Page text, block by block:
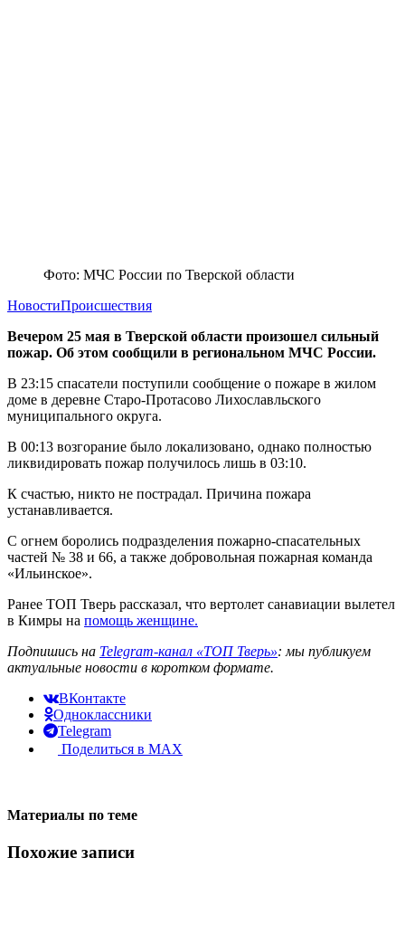
Фото: МЧС России по Тверской области
НовостиПроисшествия
Вечером 25 мая в Тверской области произошел сильный
пожар. Об этом сообщили в региональном МЧС России.
В 23:15 спасатели поступили сообщение о пожаре в жилом
доме в деревне Старо-Протасово Лихославльского
муниципального округа.
В 00:13 возгорание было локализовано, однако полностью
ликвидировать пожар получилось лишь в 03:10.
К счастью, никто не пострадал. Причина пожара
устанавливается.
С огнем боролись подразделения пожарно-спасательных
частей № 38 и 66, а также добровольная пожарная команда
«Ильинское».
Ранее ТОП Тверь рассказал, что вертолет санавиации вылетел
в Кимры на помощь женщине.
Подпишись на Telegram-канал «ТОП Тверь»: мы публикуем
актуальные новости в коротком формате.
ВКонтакте
Одноклассники
Telegram
Поделиться в MAX
Материалы по теме
Похожие записи